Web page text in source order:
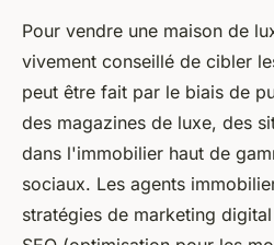
Pour vendre une maison de
vivement conseillé de cibler
peut être fait par le biais de
des magazines de luxe, des
dans l'immobilier haut de
sociaux. Les agents
stratégies de marketing